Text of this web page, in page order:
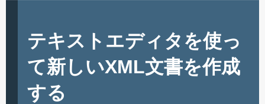
テキストエディタを使っ
て新しいXML文書を作成
する